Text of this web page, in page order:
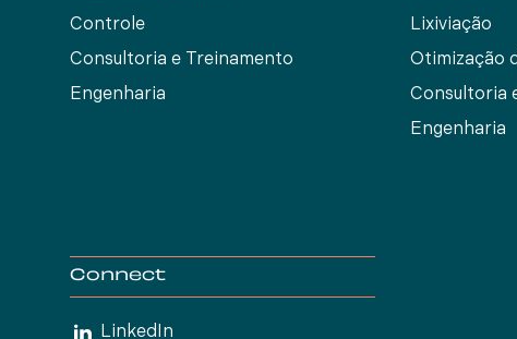
Controle
Consultoria e Treinamento
Engenharia
Lixiviação
Otimização
Consultoria
Engenharia
Connect
LinkedIn